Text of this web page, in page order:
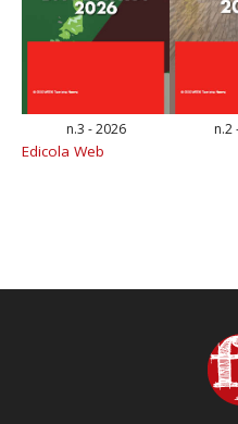
n.3 - 2026 n.2
Edicola Web